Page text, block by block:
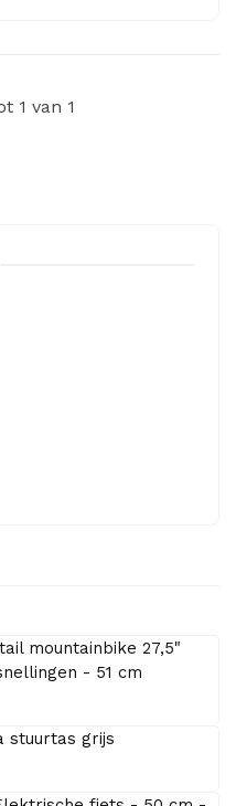
1 van 1
mountainbike 27,5"
- 51 cm
stuurtas grijs